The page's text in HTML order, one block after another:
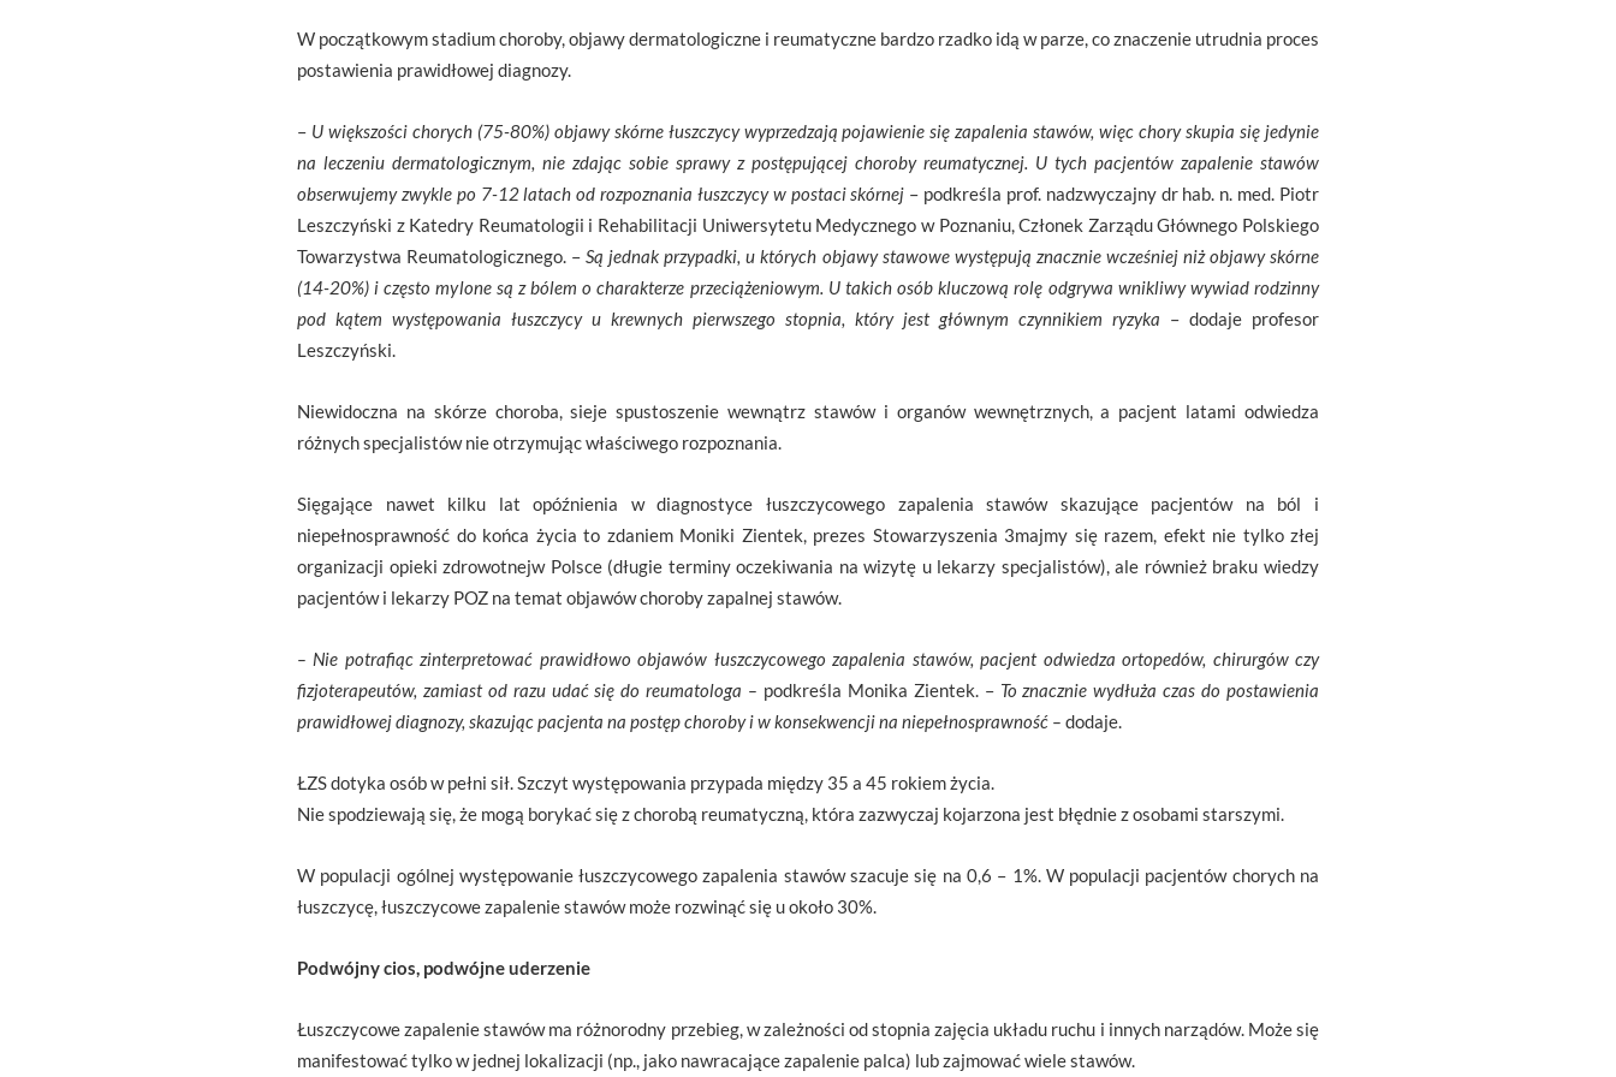
W początkowym stadium choroby, objawy dermatologiczne i reumatyczne bardzo rzadko idą w parze, co znaczenie utrudnia proces
postawienia prawidłowej diagnozy.
– U większości chorych (75-80%) objawy skórne łuszczycy wyprzedzają pojawienie się zapalenia stawów, więc chory skupia się jedynie
na leczeniu dermatologicznym, nie zdając sobie sprawy z postępującej choroby reumatycznej. U tych pacjentów zapalenie stawów
obserwujemy zwykle po 7-12 latach od rozpoznania łuszczycy w postaci skórnej – podkreśla prof. nadzwyczajny dr hab. n. med. Piotr
Leszczyński z Katedry Reumatologii i Rehabilitacji Uniwersytetu Medycznego w Poznaniu, Członek Zarządu Głównego Polskiego
Towarzystwa Reumatologicznego. –Są jednak przypadki, u których objawy stawowe występują znacznie wcześniej niż objawy skórne
(14-20%) i często mylone są z bólem o charakterze przeciążeniowym. U takich osób kluczową rolę odgrywa wnikliwy wywiad rodzinny
pod kątem występowania łuszczycy u krewnych pierwszego stopnia, który jest głównym czynnikiem ryzyka – dodaje profesor
Leszczyński.
Niewidoczna na skórze choroba, sieje spustoszenie wewnątrz stawów i organów wewnętrznych, a pacjent latami odwiedza
różnych specjalistów nie otrzymując właściwego rozpoznania.
Sięgające nawet kilku lat opóźnienia w diagnostyce łuszczycowego zapalenia stawów skazujące pacjentów na ból i
niepełnosprawność do końca życia to zdaniem Moniki Zientek, prezes Stowarzyszenia 3majmy się razem, efekt nie tylko złej
organizacji opieki zdrowotnejw Polsce (długie terminy oczekiwania na wizytę u lekarzy specjalistów), ale również braku wiedzy
pacjentów i lekarzy POZ na temat objawów choroby zapalnej stawów.
– Nie potrafiąc zinterpretować prawidłowo objawów łuszczycowego zapalenia stawów, pacjent odwiedza ortopedów, chirurgów czy
fizjoterapeutów, zamiast od razu udać się do reumatologa – podkreśla Monika Zientek. – To znacznie wydłuża czas do postawienia
prawidłowej diagnozy, skazując pacjenta na postęp choroby i w konsekwencji na niepełnosprawność – dodaje.
ŁZS dotyka osób w pełni sił. Szczyt występowania przypada między 35 a 45 rokiem życia.
Nie spodziewają się, że mogą borykać się z chorobą reumatyczną, która zazwyczaj kojarzona jest błędnie z osobami starszymi.
W populacji ogólnej występowanie łuszczycowego zapalenia stawów szacuje się na 0,6 – 1%. W populacji pacjentów chorych na
łuszczycę, łuszczycowe zapalenie stawów może rozwinąć się u około 30%.
Podwójny cios, podwójne uderzenie
Łuszczycowe zapalenie stawów ma różnorodny przebieg, w zależności od stopnia zajęcia układu ruchu i innych narządów. Może się
manifestować tylko w jednej lokalizacji (np., jako nawracające zapalenie palca) lub zajmować wiele stawów.